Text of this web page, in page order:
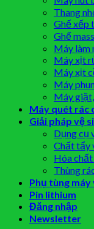
Thang
Ghế xếp
Ghế
Máy làm
Máy xịt
Máy xịt
Máy
Máy
Máy quét rác
Giải pháp vệ
Dụng cụ
Chất tẩy
Hóa
Thùng
Phụ tùng máy
Pin lithium
Đăng nhập
Newsletter